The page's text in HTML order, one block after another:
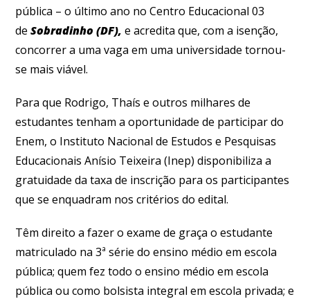
pública – o último ano no Centro Educacional 03
deSobradinho (DF), e acredita que, com a isenção,
concorrer a uma vaga em uma universidade tornou-
se mais viável.
Para que Rodrigo, Thaís e outros milhares de
estudantes tenham a oportunidade de participar do
Enem, o Instituto Nacional de Estudos e Pesquisas
Educacionais Anísio Teixeira (Inep) disponibiliza a
gratuidade da taxa de inscrição para os participantes
que se enquadram nos critérios do edital.
Têm direito a fazer o exame de graça o estudante
matriculado na 3ª série do ensino médio em escola
pública; quem fez todo o ensino médio em escola
pública ou como bolsista integral em escola privada; e